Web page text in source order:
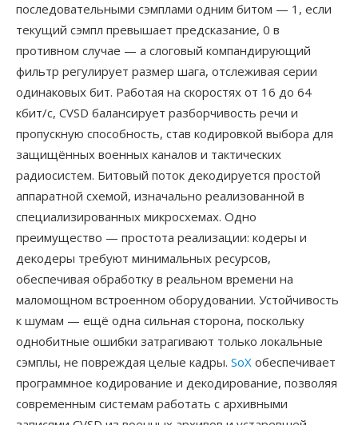
последовательными сэмплами одним битом — 1, если
текущий сэмпл превышает предсказание, 0 в
противном случае — а слоговый компандирующий
фильтр регулирует размер шага, отслеживая серии
одинаковых бит. Работая на скоростях от 16 до 64
кбит/с, CVSD балансирует разборчивость речи и
пропускную способность, став кодировкой выбора для
защищённых военных каналов и тактических
радиосистем. Битовый поток декодируется простой
аппаратной схемой, изначально реализованной в
специализированных микросхемах. Одно
преимущество — простота реализации: кодеры и
декодеры требуют минимальных ресурсов,
обеспечивая обработку в реальном времени на
маломощном встроенном оборудовании. Устойчивость
к шумам — ещё одна сильная сторона, поскольку
однобитные ошибки затрагивают только локальные
сэмплы, не повреждая целые кадры. SoX обеспечивает
программное кодирование и декодирование, позволяя
современным системам работать с архивными